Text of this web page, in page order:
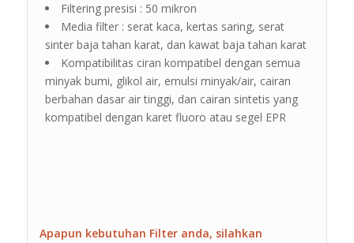
Filtering presisi : 50 mikron
Media filter : serat kaca, kertas saring, serat
sinter baja tahan karat, dan kawat baja tahan karat
Kompatibilitas ciran kompatibel dengan semua
minyak bumi, glikol air, emulsi minyak/air, cairan
berbahan dasar air tinggi, dan cairan sintetis yang
kompatibel dengan karet fluoro atau segel EPR
Apapun kebutuhan Filter anda, silahkan